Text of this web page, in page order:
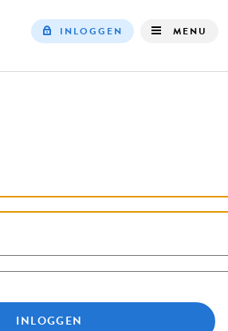
INLOGGEN MENU
INLOGGEN